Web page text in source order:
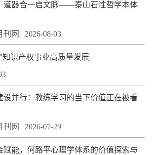
道器合一启文脉——泰山石性哲学本体
刊网 2026-08-03
知识产权事业高质量发展
设并行：教练学习的当下价值正在被看
刊网 2026-07-29
赋能，何路平心理学体系的价值探索与